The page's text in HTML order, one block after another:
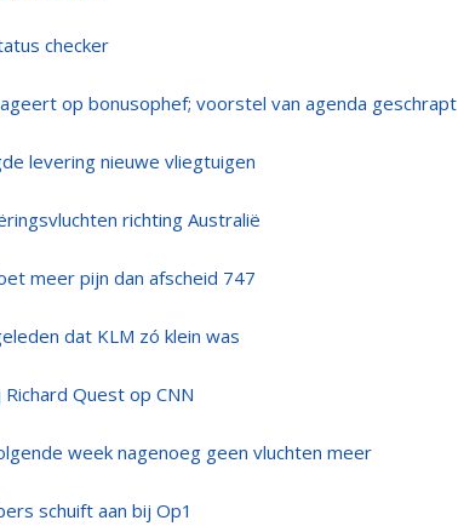
checker
op bonusophef; voorstel van agenda geschrapt
levering nieuwe vliegtuigen
richting Australië
meer pijn dan afscheid 747
dat KLM zó klein was
Quest op CNN
week nagenoeg geen vluchten meer
schuift aan bij Op1